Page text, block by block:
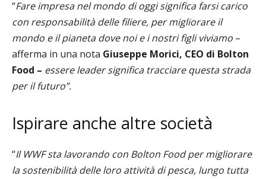
“Fare impresa nel mondo di oggi significa farsi carico
con responsabilità delle filiere, per migliorare il
mondo e il pianeta dove noi e i nostri figli viviamo –
afferma in una nota Giuseppe Morici, CEO di Bolton
Food – essere leader significa tracciare questa strada
per il futuro”.
Ispirare anche altre società
“Il WWF sta lavorando con Bolton Food per migliorare
la sostenibilità delle loro attività di pesca, lungo tutta